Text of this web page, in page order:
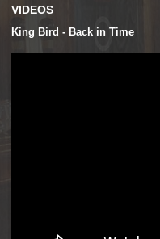
VIDEOS
King Bird - Back in Time